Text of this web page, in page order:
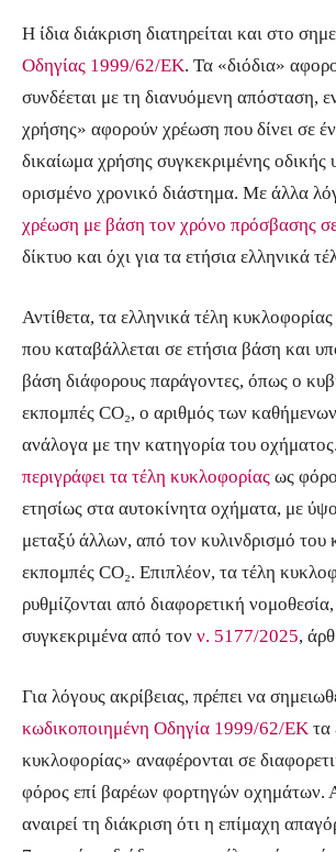
Η ίδια διάκριση διατηρείται και στο
Οδηγίας 1999/62/ΕΚ. Τα «διόδια»
συνδέεται με τη διανυόμενη απόσταση,
χρήσης» αφορούν χρέωση που δίνει σε
δικαίωμα χρήσης συγκεκριμένης οδικής
ορισμένο χρονικό διάστημα. Με άλλα
χρέωση με βάση τον χρόνο πρόσβασης
δίκτυο και όχι για τα ετήσια ελληνικά
Αντίθετα, τα ελληνικά τέλη
που καταβάλλεται σε ετήσια βάση και
βάση διάφορους παράγοντες, όπως ο
εκπομπές CO₂, ο αριθμός των
ανάλογα με την κατηγορία του
περιγράφει τα τέλη κυκλοφορίας ως
ετησίως στα αυτοκίνητα οχήματα, με
μεταξύ άλλων, από τον κυλινδρισμό του
εκπομπές CO₂. Επιπλέον, τα τέλη
ρυθμίζονται από διαφορετική νομοθεσία,
συγκεκριμένα από τον ν. 5177/2025,
Για λόγους ακρίβειας, πρέπει να
κωδικοποιημένη Οδηγία 1999/62/ΕΚ τα
κυκλοφορίας» αναφέρονται σε
φόρος επί βαρέων φορτηγών οχημάτων.
αναιρεί τη διάκριση ότι η επίμαχη